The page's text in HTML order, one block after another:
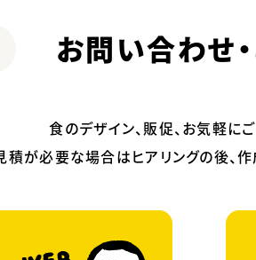
お問い合わせ
食のデザイン、販促、お気軽に
積が必要な場合はヒアリングの後、